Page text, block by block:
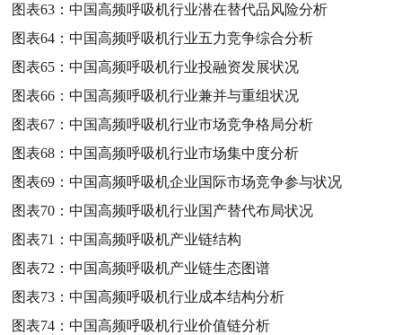
图表63：中国高频呼吸机行业潜在替代品风险分析
图表64：中国高频呼吸机行业五力竞争综合分析
图表65：中国高频呼吸机行业投融资发展状况
图表66：中国高频呼吸机行业兼并与重组状况
图表67：中国高频呼吸机行业市场竞争格局分析
图表68：中国高频呼吸机行业市场集中度分析
图表69：中国高频呼吸机企业国际市场竞争参与状况
图表70：中国高频呼吸机行业国产替代布局状况
图表71：中国高频呼吸机产业链结构
图表72：中国高频呼吸机产业链生态图谱
图表73：中国高频呼吸机行业成本结构分析
图表74：中国高频呼吸机行业价值链分析